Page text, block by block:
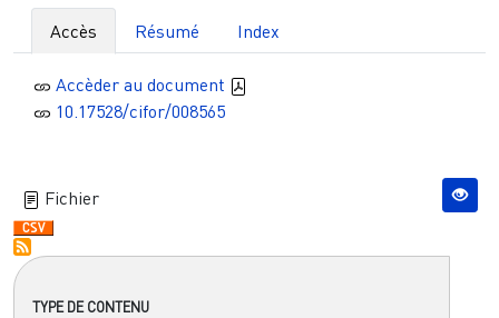
TYPE DE CONTENU
Accès Résumé Index
Accèder au document
10.17528/cifor/008565
Fichier